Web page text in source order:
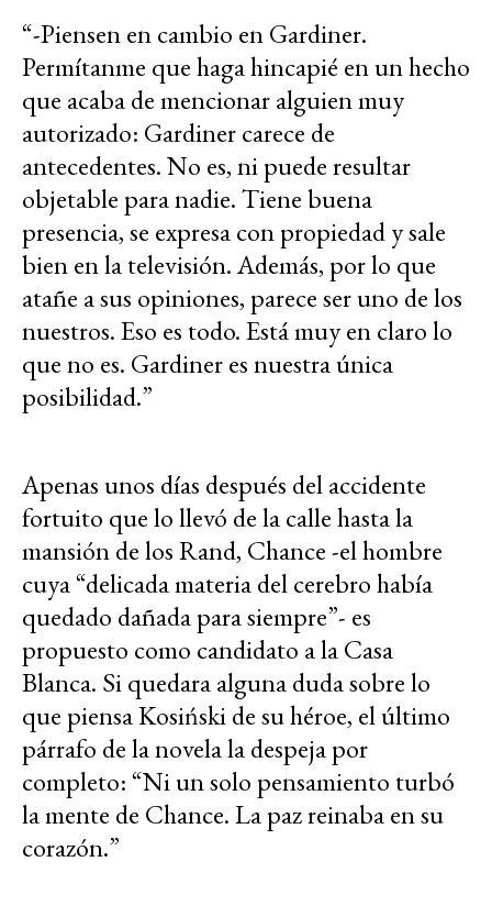
“-Piensen en cambio en Gardiner.
Permítanme que haga hincapié en un hecho
que acaba de mencionar alguien muy
autorizado: Gardiner carece de
antecedentes. No es, ni puede resultar
objetable para nadie. Tiene buena
presencia, se expresa con propiedad y sale
bien en la televisión. Además, por lo que
atañe a sus opiniones, parece ser uno de los
nuestros. Eso es todo. Está muy en claro lo
que no es. Gardiner es nuestra única
posibilidad.”
Apenas unos días después del accidente
fortuito que lo llevó de la calle hasta la
mansión de los Rand, Chance -el hombre
cuya “delicada materia del cerebro había
quedado dañada para siempre”- es
propuesto como candidato a la Casa
Blanca. Si quedara alguna duda sobre lo
que piensa Kosiński de su héroe, el último
párrafo de la novela la despeja por
completo: “Ni un solo pensamiento turbó
la mente de Chance. La paz reinaba en su
corazón.”